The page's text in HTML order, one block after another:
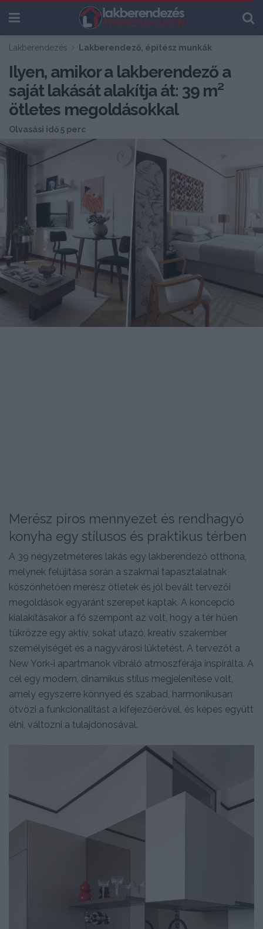
Lakberendezés Lakberendező, építész munkák
Ilyen, amikor a lakberendező a
saját lakását alakítja át: 39 m²
ötletes megoldásokkal
Olvasási idő 5 perc
Merész piros mennyezet és rendhagyó
konyha egy stílusos és praktikus térben
A 39 négyzetméteres lakás egy lakberendező otthona,
melynek felújítása során a szakmai tapasztalatnak
köszönhetően merész ötletek és jól bevált tervezői
megoldások egyaránt szerepet kaptak. A koncepció
kialakításakor a fő szempont az volt, hogy a tér hűen
tükrözze egy aktív, sokat utazó, kreatív szakember
személyiségét és a nagyvárosi lüktetést. A tervezőt a
New York-i apartmanok vibráló atmoszférája inspirálta. A
cél egy modern, dinamikus stílus megjelenítése volt,
amely egyszerre könnyed és szabad, harmonikusan
ötvözi a funkcionalitást a kifejezőerővel, és képes együtt
élni, változni a tulajdonosával.